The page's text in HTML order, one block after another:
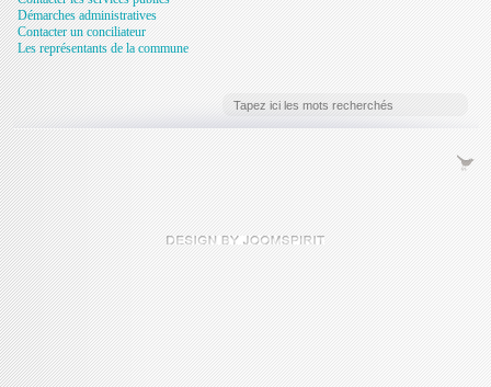
Démarches administratives
Contacter un conciliateur
Les représentants de la commune